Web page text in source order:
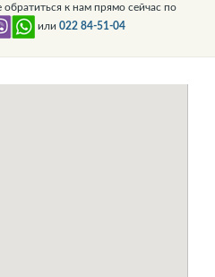
к нам прямо сейчас по
или 022 84-51-04